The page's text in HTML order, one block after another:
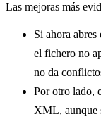
Las mejoras más
Si ahora
el fichero no
no da
Por otro lado,
XML, aunque